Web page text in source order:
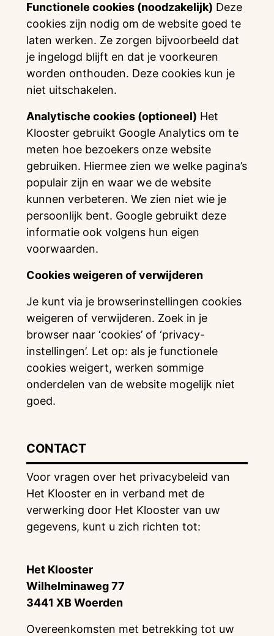
Functionele cookies (noodzakelijk) Deze
cookies zijn nodig om de website goed te
laten werken. Ze zorgen bijvoorbeeld dat
je ingelogd blijft en dat je voorkeuren
worden onthouden. Deze cookies kun je
niet uitschakelen.
Analytische cookies (optioneel) Het
Klooster gebruikt Google Analytics om te
meten hoe bezoekers onze website
gebruiken. Hiermee zien we welke pagina’s
populair zijn en waar we de website
kunnen verbeteren. We zien niet wie je
persoonlijk bent. Google gebruikt deze
informatie ook volgens hun eigen
voorwaarden.
Cookies weigeren of verwijderen
Je kunt via je browserinstellingen cookies
weigeren of verwijderen. Zoek in je
browser naar ‘cookies’ of ‘privacy-
instellingen’. Let op: als je functionele
cookies weigert, werken sommige
onderdelen van de website mogelijk niet
goed.
CONTACT
Voor vragen over het privacybeleid van
Het Klooster en in verband met de
verwerking door Het Klooster van uw
gegevens, kunt u zich richten tot:
Het Klooster
Wilhelminaweg 77
3441 XB Woerden
Overeenkomsten met betrekking tot uw